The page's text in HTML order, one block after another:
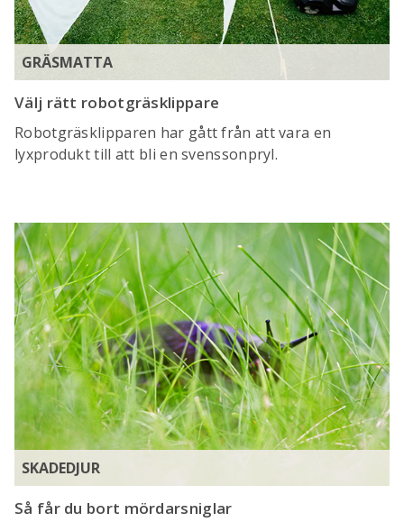
GRÄSMATTA
Välj rätt robotgräsklippare
Robotgräsklipparen har gått från att vara en
lyxprodukt till att bli en svenssonpryl.
SKADEDJUR
Så får du bort mördarsniglar